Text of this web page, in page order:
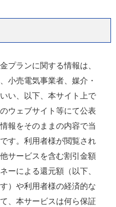
プランに関する情報は、
小売電気事業者、媒介・
い、以下、本サイト上で
ウェブサイト等にて公表
報をそのままの内容で当
す。利用者様が閲覧され
サービスを含む割引金額
ーによる還元額（以下、
）や利用者様の経済的な
、本サービスは何ら保証